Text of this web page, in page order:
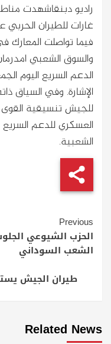
راديو دبنقاشهدت
غارات للطيران
فيما تواصلت المعارك
والسوق الشعبي
الدعم السريع اليوم
الإشارة. وفي السياق
للجيش تنسيقية القوى
العسكري للدعم
الشعبية.
Continue
Reading
Previous
الحزب الشيوعي
الشعب السوداني
طيران الجيش
Related News